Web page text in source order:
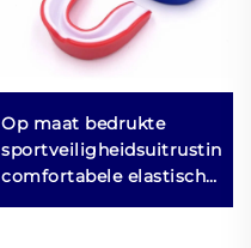
Op maat bedrukte
sportveiligheidsuitrusting
comfortabele elastische
EVA tandenbeschermer